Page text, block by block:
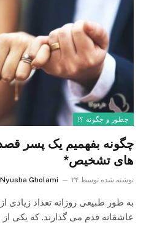
چطور و چگونه ؟!
چگونه بفهمیم یک پسر
های تشخیص*
نوشته شده توسط Nyusha Gholami ۲۴ مهر, ۱۴۰۳
به طور طبیعی روزانه تعداد زیادی
عاشقانه قدم می گذارند. که یکی